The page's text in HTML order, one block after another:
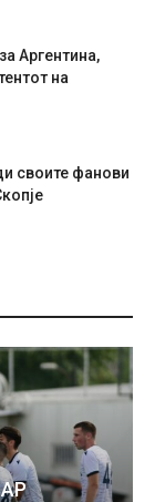
Аргентина,
на
своите фанови